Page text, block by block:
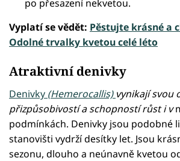
po přesazení nekvetou.
Vyplatí se vědět: Pěstujte krásné a
Odolné trvalky kvetou celé léto
Atraktivní denivky
Denivky (Hemerocallis) vynikají svou
přizpůsobivostí a schopností růst i v
podmínkách. Denivky jsou podobné
stanovišti vydrží desítky let. Jsou
sezonu, dlouho a neúnavně kvetou